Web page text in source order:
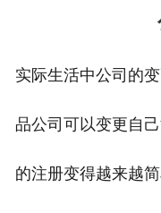
实际生活中公司的
品公司可以变更自
的注册变得越来越